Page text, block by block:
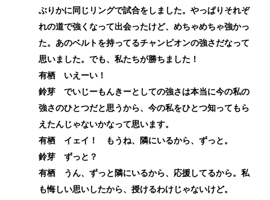
ぶりかに同じリングで試合をしました。やっぱりそれぞ
れの道で強くなって出会ったけど、めちゃめちゃ強かっ
た。あのベルトを持ってるチャンピオンの強さだなって
思いました。でも、私たちが勝ちました！
有栖 いえーい！
鈴芽 でいじーもんきーとしての強さは本当に今の私の
強さのひとつだと思うから、今の私をひとつ知ってもら
えたんじゃないかなって思います。
有栖 イェイ！ もうね、隣にいるから、ずっと。
鈴芽 ずっと？
有栖 うん、ずっと隣にいるから、応援してるから。私
も悔しい思いしたから、授けるわけじゃないけど。